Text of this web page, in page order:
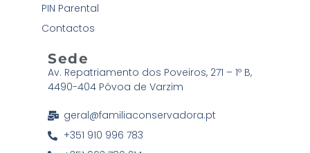
PIN Parental
Contactos
Sede
Av. Repatriamento dos Poveiros, 271 – 1º B,
4490-404 Póvoa de Varzim
geral@familiaconservadora.pt
+351 910 996 783